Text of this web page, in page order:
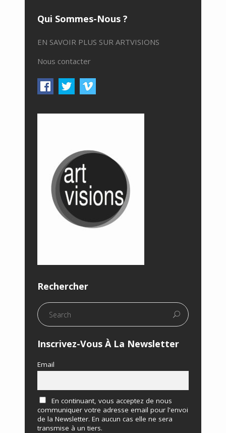
Qui Sommes-Nous ?
EN SAVOIR PLUS SUR ARTVISIONS
Nous contacter
Rechercher
Inscrivez-Vous À La Newsletter
Email
En continuant, vous acceptez de nous
communiquer votre adresse email pour l'envoi
de la Newsletter. En aucun cas elle ne sera
transmise à un tiers.